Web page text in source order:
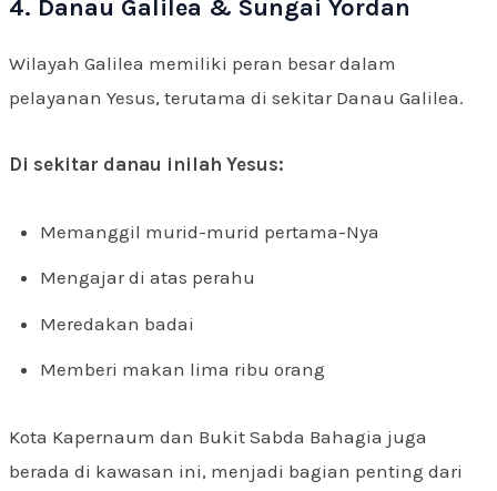
4. Danau Galilea & Sungai Yordan
Wilayah Galilea memiliki peran besar dalam
pelayanan Yesus, terutama di sekitar Danau Galilea.
Di sekitar danau inilah Yesus:
Memanggil murid-murid pertama-Nya
Mengajar di atas perahu
Meredakan badai
Memberi makan lima ribu orang
Kota Kapernaum dan Bukit Sabda Bahagia juga
berada di kawasan ini, menjadi bagian penting dari